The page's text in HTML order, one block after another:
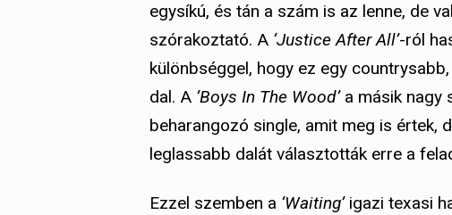
egysíkú, és tán a szám is az lenne, de
szórakoztató. A ‘Justice After All’-ról
különbséggel, hogy ez egy
dal. A ‘Boys In The Wood’a másik nagy
beharangozó single, amit meg is értek,
leglassabb dalát választották erre a
Ezzel szemben a ‘Waiting’igazi texasi